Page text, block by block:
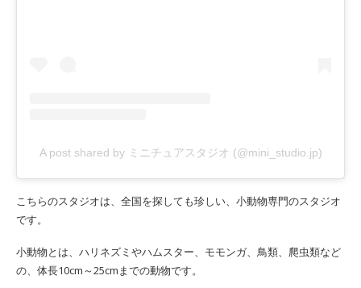
A post shared by ミニチュアスタジオ (@mini_studio.jp)
こちらのスタジオは、全国を探しても珍しい、小動物専門のスタジオ
です。
小動物とは、ハリネズミやハムスター、モモンガ、鳥類、爬虫類など
の、体長10cm～25cmまでの動物です。